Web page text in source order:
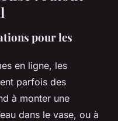
pour les
en ligne, les
parfois des
à monter une
dans le vase, ou à